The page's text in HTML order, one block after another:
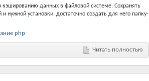
данных в файловой системе. Сохранять
установки, достаточно создать для него папку-
php
Читать полностью